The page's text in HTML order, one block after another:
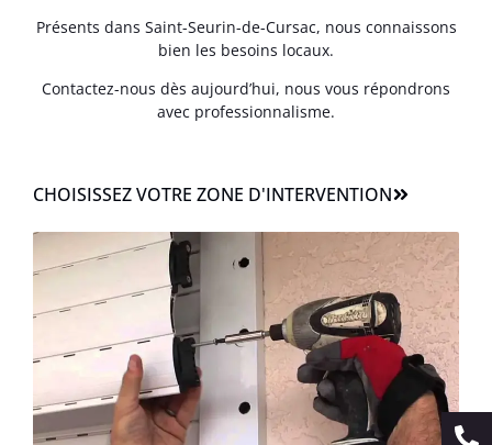
Présents dans Saint-Seurin-de-Cursac, nous connaissons
bien les besoins locaux.
Contactez-nous dès aujourd’hui, nous vous répondrons
avec professionnalisme.
CHOISISSEZ VOTRE ZONE D'INTERVENTION